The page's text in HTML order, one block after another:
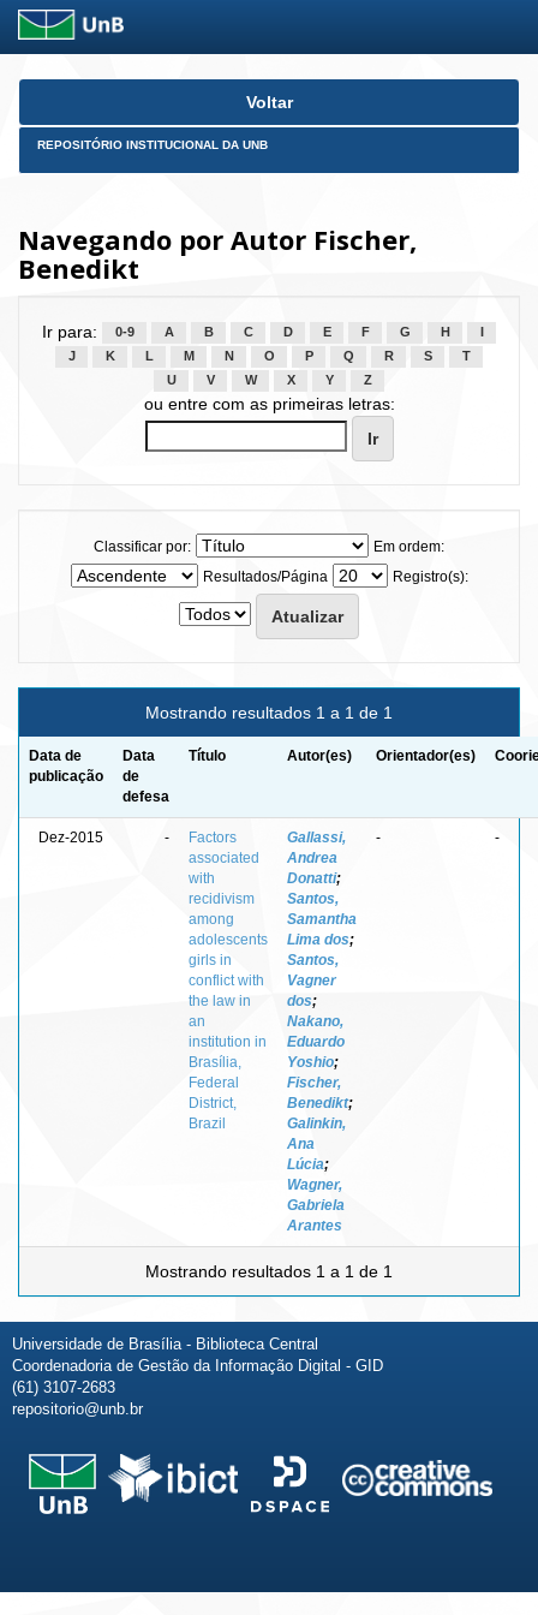
Skip
Voltar
REPOSITÓRIO INSTITUCIONAL DA UNB
Navegando por Autor Fischer,
Benedikt
Ir para: 0-9 A B C D E F G H
J
K L M N O P Q R S
T
U
V W X Y Z
ou entre com as primeiras letras:
Classificar por:
Em ordem:
Resultados/Página
Registro(s):
Mostrando resultados 1 a 1 de 1
Data de
publicação
Data
de
defesa
Título Autor(es) Orientador(es)
Dez-2015 -
Factors
associated
with
recidivism
among
adolescents
girls in
conflict with
the law in
an
institution in
Brasília,
Federal
District,
Brazil
Gallassi,
Andrea
Donatti;
Santos,
Samantha
Lima dos;
Santos,
Vagner
dos;
Nakano,
Eduardo
Yoshio;
Fischer,
Benedikt;
Galinkin,
Ana
Lúcia;
Wagner,
Gabriela
Arantes
- -
Mostrando resultados 1 a 1 de 1
Universidade de Brasília - Biblioteca Central
Coordenadoria de Gestão da Informação Digital - GID
(61) 3107-2683
repositorio@unb.br